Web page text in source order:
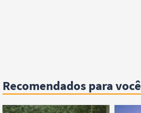
Recomendados para você